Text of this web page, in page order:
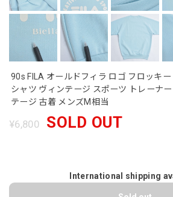
90s FILA オールドフィラ ロゴ フロッキ
シャツ ヴィンテージ スポーツ トレーナ
テージ 古着 メンズM相当
¥6,800 SOLD OUT
International shipping